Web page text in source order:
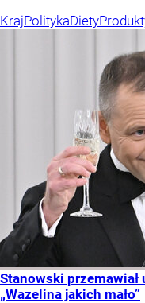
KrajPolitykaDiety
Stanowski
„Wazelina jakich mało”